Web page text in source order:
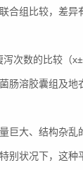
合组比较，差异
次数的比较（
肠溶胶囊组及
巨大、结构杂
别状况下，这